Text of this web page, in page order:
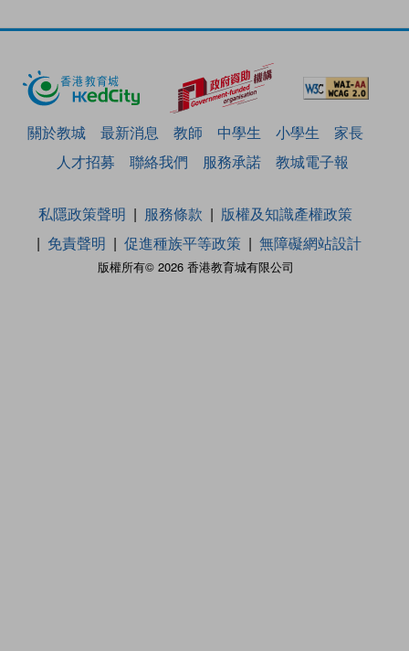
關於教城 最新消息 教師 中學生 小學生
家長
人才招募
聯絡我們 服務承諾 教城電子報
版權所有© 2026 香港教育城有限公司
私隱政策聲明 服務條款
版權及知識產權政策
免責聲明
促進種族平等政策 無障礙網站設計